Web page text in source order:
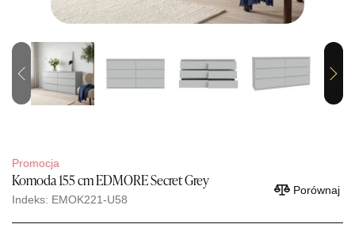
Previous Next
Promocja
Komoda 155 cm EDMORE Secret Grey
Indeks: EMOK221-U58
Porównaj